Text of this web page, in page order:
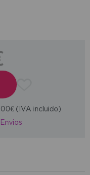
(IVA incluido)